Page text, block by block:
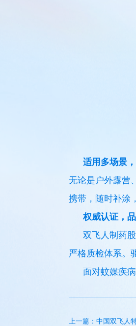
适用多场景
无论是户外露营
携带，随时补涂
权威认证，
双飞人制药
严格质检体系。
面对蚊媒疾
上一篇：中国双飞人